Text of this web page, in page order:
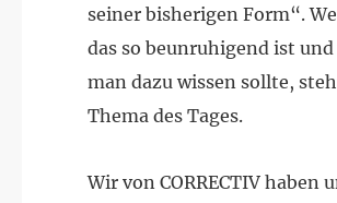
seiner bisherigen Form“.
das so beunruhigend ist und
man dazu wissen sollte,
Thema des Tages.
Wir von CORRECTIV haben